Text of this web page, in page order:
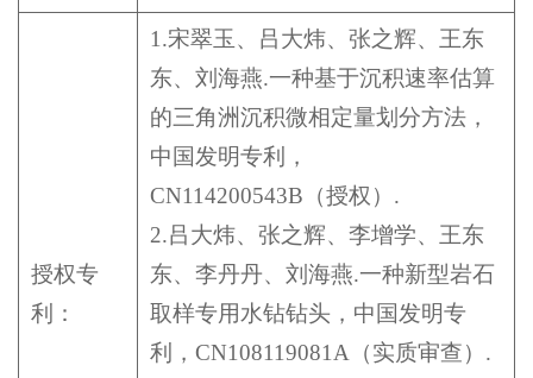
授权专
利：
1.宋翠玉、吕大炜、张之辉、王东
东、刘海燕.一种基于沉积速率估算
的三角洲沉积微相定量划分方法，
中国发明专利，
CN114200543B（授权）.
2.吕大炜、张之辉、李增学、王东
东、李丹丹、刘海燕.一种新型岩石
取样专用水钻钻头，中国发明专
利，CN108119081A（实质审查）.